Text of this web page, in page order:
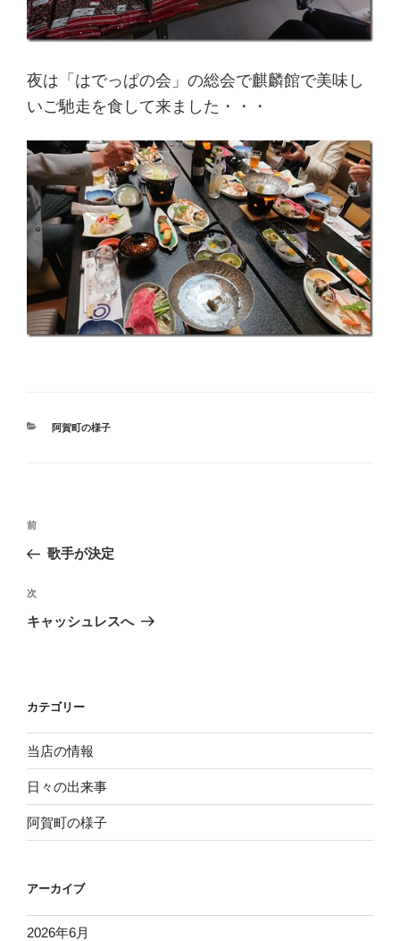
夜は「はでっぱの会」の総会で麒麟館で美味し
いご馳走を食して来ました・・・
カ
阿賀町の様子
投
ビ
ゲ
ン
過
去
投
稿
前
歌手が決定
次
の
次
キャッシュレスへ
カテゴリー
当店の情報
日々の出来事
阿賀町の様子
アーカイブ
2026年6月